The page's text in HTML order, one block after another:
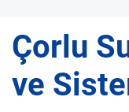
Çorlu
ve